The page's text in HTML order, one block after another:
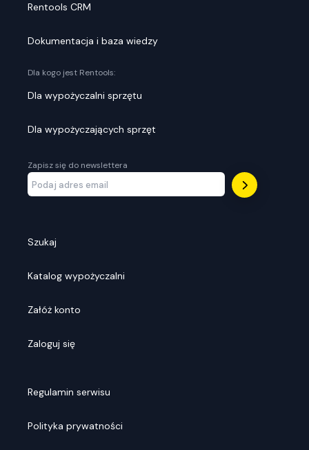
Rentools CRM
Dokumentacja i baza wiedzy
Dla kogo jest Rentools:
Dla wypożyczalni sprzętu
Dla wypożyczających sprzęt
Zapisz się do newslettera
Szukaj
Katalog wypożyczalni
Załóż konto
Zaloguj się
Regulamin serwisu
Polityka prywatności